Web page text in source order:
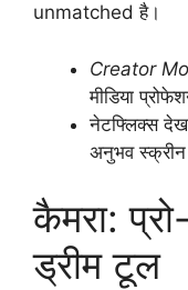
unmatched है।
Creator
मीडिया
नेटफ्लिक्स
अनुभव स्क्रीन
कैमरा:
ड्रीम टूल